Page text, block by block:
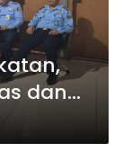
dan
Lapas